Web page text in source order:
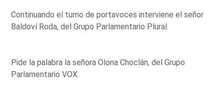
Continuando el turno de portavoces interviene el señor
Baldoví Roda, del Grupo Parlamentario Plural.
Pide la palabra la señora Olona Choclán, del Grupo
Parlamentario VOX.